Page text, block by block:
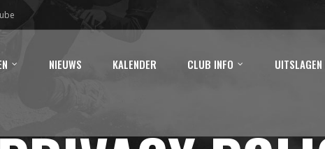
NIEUWS KALENDER CLUB INFO UITSLAGEN